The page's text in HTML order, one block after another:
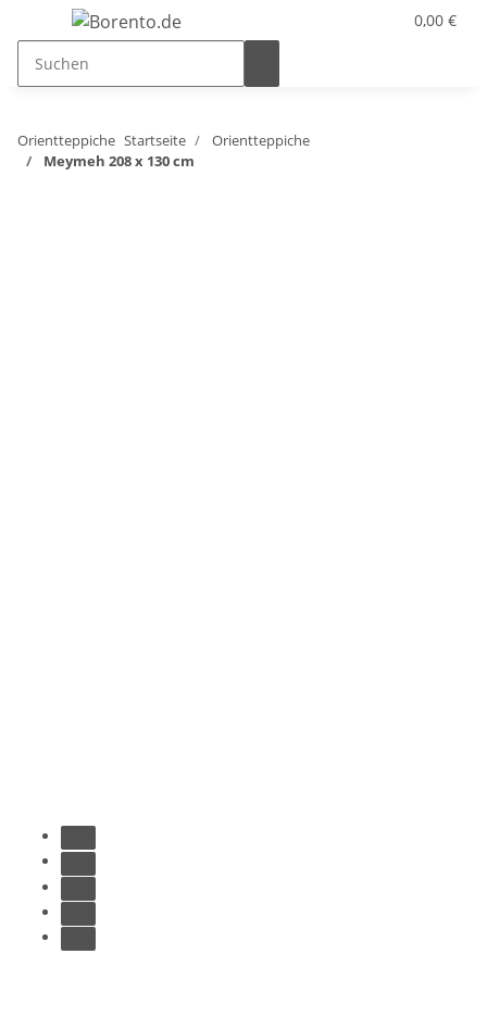
0,00 €
Orientteppiche Startseite
Orientteppiche
Meymeh 208 x 130 cm